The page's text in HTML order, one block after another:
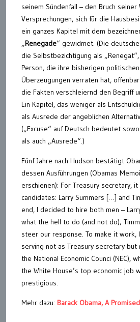
seinem Sündenfall – den Bruch seiner
Versprechungen, sich für die
ein ganzes Kapitel mit dem
„Renegade“ gewidmet. (Die
die Selbstbezichtigung als
Person, die ihre bisherigen
Überzeugungen verraten hat,
die Fakten verschleiernd den Begriff
Ein Kapitel, das weniger als
als Ausrede der angeblichen
(„Excuse“ auf Deutsch bedeutet
als auch „Ausrede“.)
Fünf Jahre nach Hudson bestätigt
dessen Ausführungen (Obamas
erschienen): For Treasury secretary,
candidates: Larry Summers […] and
end, I decided to hire both men –
what the hell to do (and not do);
steer our response. To make it work,
serving not as Treasury secretary
the National Economic Counci (NEC),
the White House’s top economic job
prestigious.
Mehr dazu: Barack Obama, A